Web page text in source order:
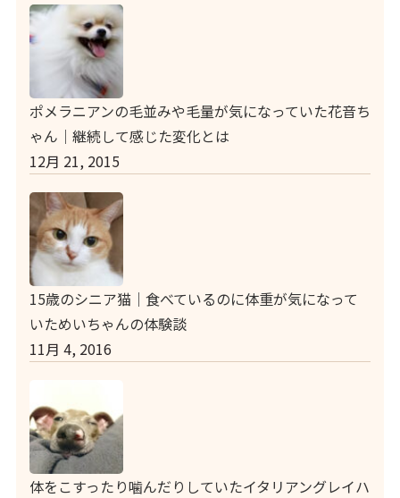
ポメラニアンの毛並みや毛量が気になっていた花音ち
ゃん｜継続して感じた変化とは
12月 21, 2015
15歳のシニア猫｜食べているのに体重が気になって
いためいちゃんの体験談
11月 4, 2016
体をこすったり噛んだりしていたイタリアングレイハ